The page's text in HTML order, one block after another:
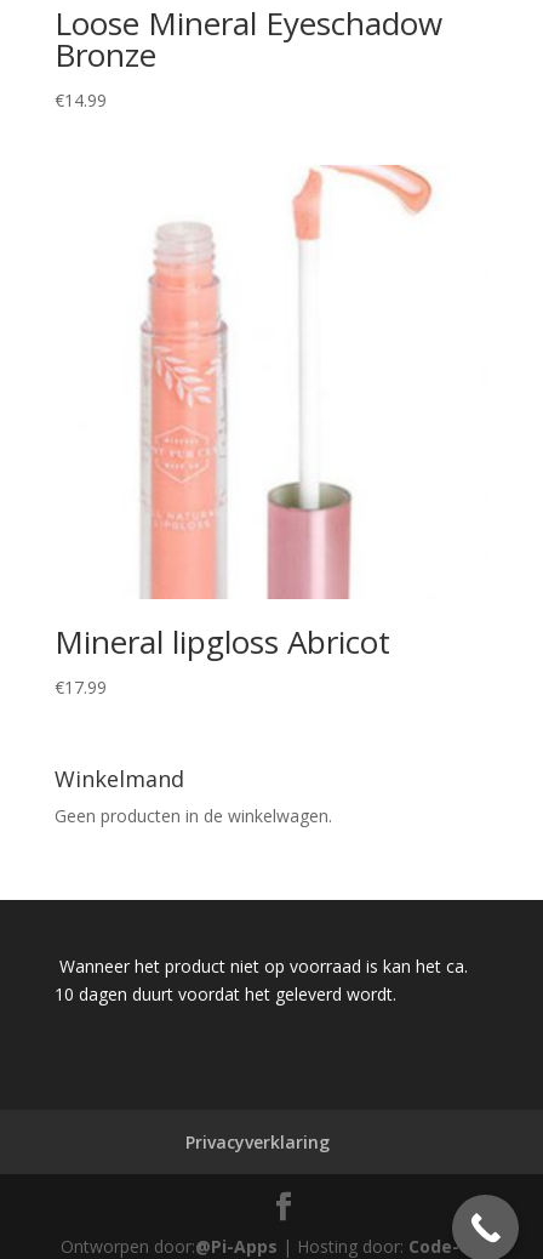
Loose Mineral Eyeschadow
Bronze
€14.99
Mineral lipgloss Abricot
€17.99
Winkelmand
Geen producten in de winkelwagen.
Wanneer het product niet op voorraad is kan het ca.
10 dagen duurt voordat het geleverd wordt.
Privacyverklaring
Ontworpen door:@Pi-Apps | Hosting door: Code-Up